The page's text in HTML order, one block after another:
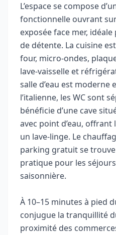
L’espace se compose
fonctionnelle ouvrant
exposée face mer,
de détente. La cuisine
four, micro-ondes,
lave-vaisselle et
salle d’eau est moderne
l’italienne, les WC sont
bénéficie d’une cave
avec point d’eau,
un lave-linge. Le
parking gratuit se
pratique pour les
saisonnière.
À 10–15 minutes à pied
conjugue la tranquillité
proximité des